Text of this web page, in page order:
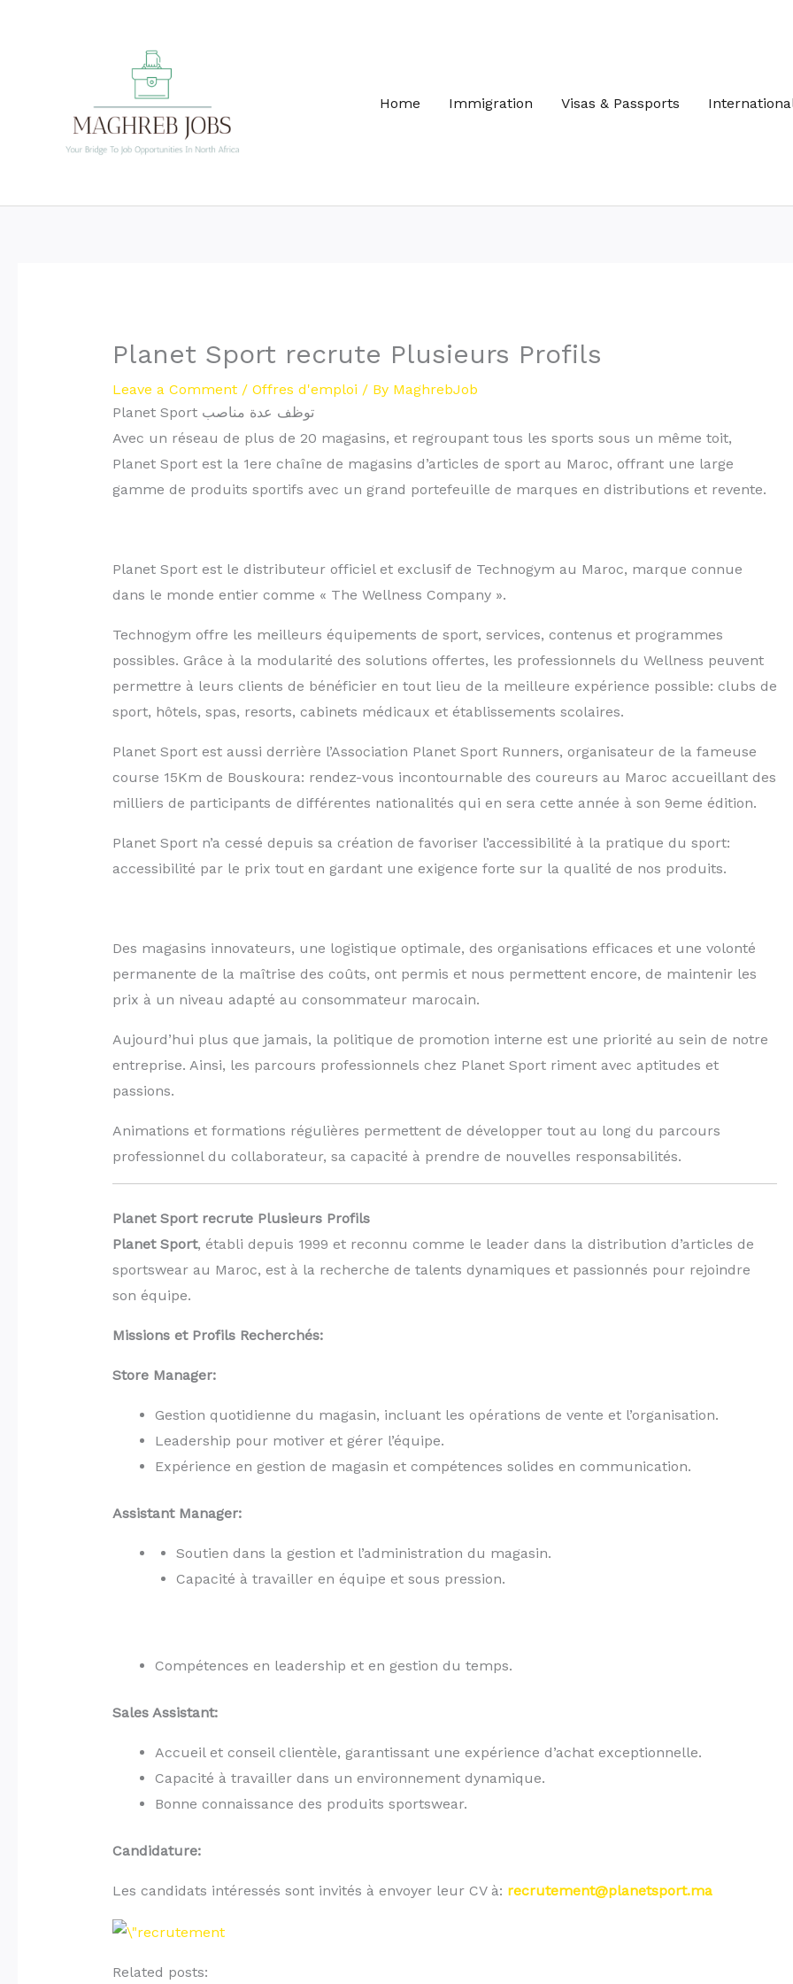
Home Immigration Visas & Passports
Planet Sport recrute Plusieurs Profils
Leave a Comment / Offres d'emploi / By MaghrebJob
Planet Sport توظف عدة مناصب
Avec un réseau de plus de 20 magasins, et regroupant tous les sports sous un même toit,
Planet Sport est la 1ere chaîne de magasins d’articles de sport au Maroc, offrant une large
gamme de produits sportifs avec un grand portefeuille de marques en distributions et revente.
Planet Sport est le distributeur officiel et exclusif de Technogym au Maroc, marque connue
dans le monde entier comme « The Wellness Company »​.
Technogym offre les meilleurs équipements de sport, services, contenus et programmes
possibles. Grâce à la modularité des solutions offertes, les professionnels du Wellness peuvent
permettre à leurs clients de bénéficier en tout lieu de la meilleure expérience possible: clubs de
sport, hôtels, spas, resorts, cabinets médicaux et établissements scolaires.
Planet Sport est aussi derrière l’Association Planet Sport Runners, organisateur de la fameuse
course 15Km de Bouskoura: rendez-vous incontournable des coureurs au Maroc accueillant des
milliers de participants de différentes nationalités qui en sera cette année à son 9eme édition.
Planet Sport n’a cessé depuis sa création de favoriser l’accessibilité à la pratique du sport:
accessibilité par le prix tout en gardant une exigence forte sur la qualité de nos produits.
Des magasins innovateurs, une logistique optimale, des organisations efficaces et une volonté
permanente de la maîtrise des coûts, ont permis et nous permettent encore, de maintenir les
prix à un niveau adapté au consommateur marocain.
Aujourd’hui plus que jamais, la politique de promotion interne est une priorité au sein de notre
entreprise. Ainsi, les parcours professionnels chez Planet Sport riment avec aptitudes et
passions.
Animations et formations régulières permettent de développer tout au long du parcours
professionnel du collaborateur, sa capacité à prendre de nouvelles responsabilités.
Planet Sport recrute Plusieurs Profils
Planet Sport, établi depuis 1999 et reconnu comme le leader dans la distribution d’articles de
sportswear au Maroc, est à la recherche de talents dynamiques et passionnés pour rejoindre
son équipe.
Missions et Profils Recherchés:
Store Manager:
Gestion quotidienne du magasin, incluant les opérations de vente et l’organisation.
Leadership pour motiver et gérer l’équipe.
Expérience en gestion de magasin et compétences solides en communication.
Assistant Manager:
Soutien dans la gestion et l’administration du magasin.
Capacité à travailler en équipe et sous pression.
Compétences en leadership et en gestion du temps.
Sales Assistant:
Accueil et conseil clientèle, garantissant une expérience d’achat exceptionnelle.
Capacité à travailler dans un environnement dynamique.
Bonne connaissance des produits sportswear.
Candidature:
Les candidats intéressés sont invités à envoyer leur CV à: recrutement@planetsport.ma
Related posts: